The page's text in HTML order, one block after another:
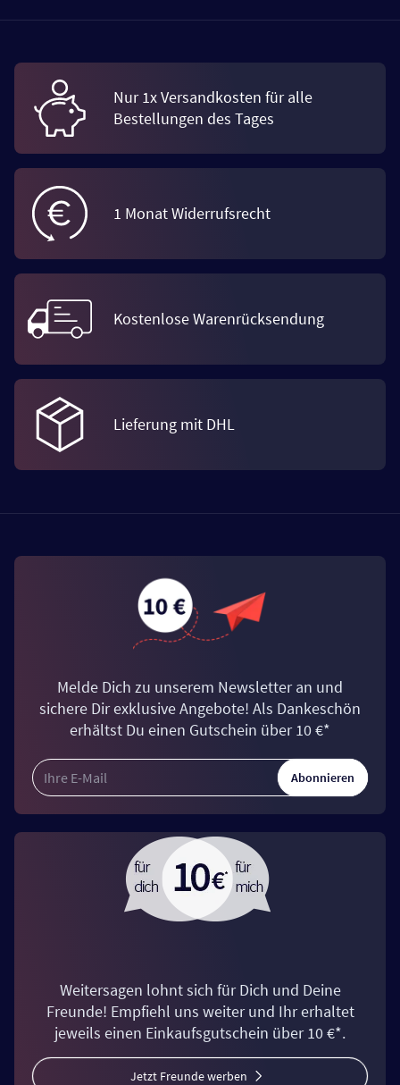
Nur 1x Versandkosten für alle
Bestellungen des Tages
1 Monat Widerrufsrecht
Kostenlose Warenrücksendung
Lieferung mit DHL
Melde Dich zu unserem Newsletter an und
sichere Dir exklusive Angebote! Als Dankeschön
erhältst Du einen Gutschein über 10 €*
Abonnieren
Weitersagen lohnt sich für Dich und Deine
Freunde! Empfiehl uns weiter und Ihr erhaltet
jeweils einen Einkaufsgutschein über 10 €*.
Jetzt Freunde werben